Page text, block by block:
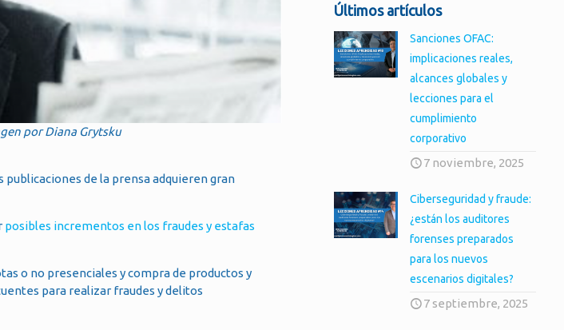
por Diana Grytsku
publicaciones de la prensa adquieren gran
posibles incrementos en los fraudes y estafas
o no presenciales y compra de productos y
para realizar fraudes y delitos
Últimos artículos
Sanciones OFAC:
implicaciones reales,
alcances globales y
lecciones para el
cumplimiento
corporativo
7 noviembre, 2025
Ciberseguridad y fraude:
¿están los auditores
forenses preparados
para los nuevos
escenarios digitales?
7 septiembre, 2025